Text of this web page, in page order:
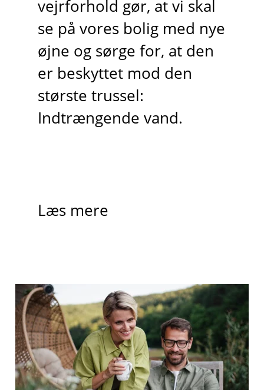
vejrforhold gør, at vi skal
se på vores bolig med nye
øjne og sørge for, at den
er beskyttet mod den
største trussel:
Indtrængende vand.
Læs mere